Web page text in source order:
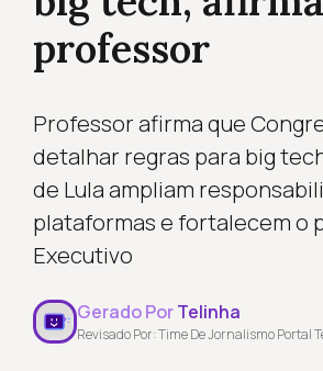
professor
Professor afirma que
detalhar regras para big
de Lula ampliam
plataformas e fortalecem o
Executivo
Gerado PorTelinha
Revisado Por: Time De Jornalismo Portal